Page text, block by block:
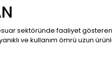
sektöründe faaliyet
ve kullanım ömrü uzun